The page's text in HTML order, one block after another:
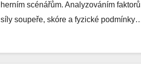
herním scénářům. Analyzováním
síly soupeře, skóre a fyzické